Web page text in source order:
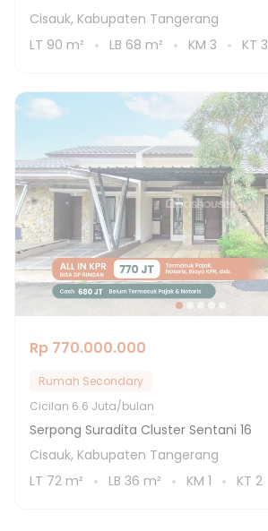
Cisauk, Kabupaten Tangerang
LT 90 m² LB 68 m² KM 3 KT 3
Rp 770.000.000
Rumah Secondary
Cicilan 6.6 Juta/bulan
Serpong Suradita Cluster Sentani 16
Cisauk, Kabupaten Tangerang
LT 72 m² LB 36 m² KM 1 KT 2